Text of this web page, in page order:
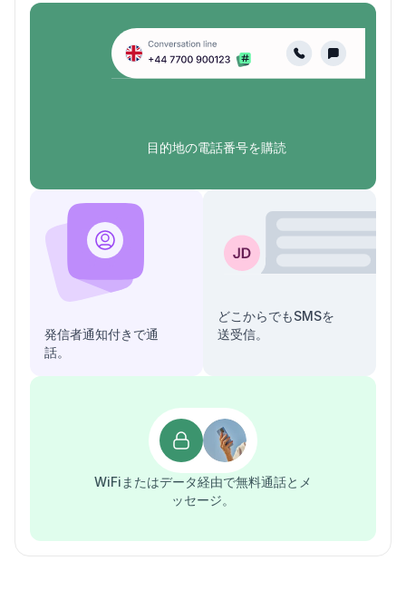
目的地の電話番号を購読
発信者通知付きで通
話。
どこからでもSMSを
送受信。
WiFiまたはデータ経由で無料通話とメ
ッセージ。